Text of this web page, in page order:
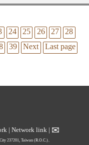
24 25 26 27
28
39 Next
Last page
Network link ✉
237201, Taiwan (R.O.C.)、